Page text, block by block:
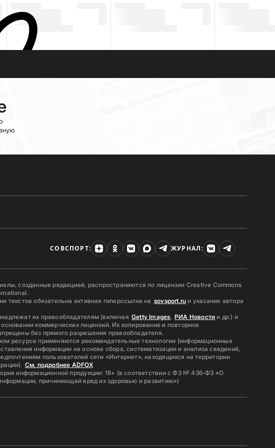
СОВСПОРТ: ЖУРНАЛ:
созданные редакцией, распространяются по лицензии Creative Commons
текстов обязательна активная гиперссылка на sovsport.ru и указание автора
их правообладателям (включая Getty Images, РИА Новости и др.) и
коммерческих лицензий. Их копирование и повторное
без прямого разрешения правообладателя.
ресурсе применяются рекомендательные технологии (информационные
информации на основе сбора, систематизации и анализа сведений,
пользователей сети «Интернет», находящихся на территории
См. подробнее ADFOX
информационной продукции: 18+ (в соответствии с ФЗ № 436-ФЗ «О
причиняющей вред их здоровью и развитию»)